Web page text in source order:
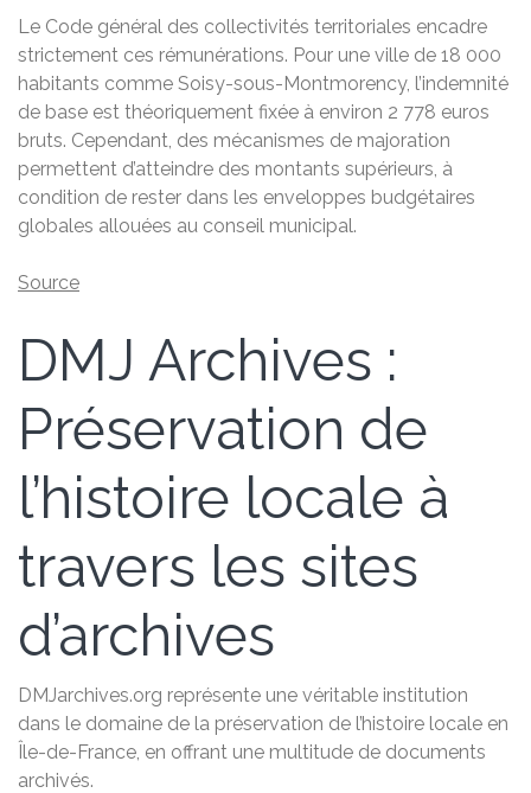
Le Code général des collectivités territoriales encadre
strictement ces rémunérations. Pour une ville de 18 000
habitants comme Soisy-sous-Montmorency, l’indemnité
de base est théoriquement fixée à environ 2 778 euros
bruts. Cependant, des mécanismes de majoration
permettent d’atteindre des montants supérieurs, à
condition de rester dans les enveloppes budgétaires
globales allouées au conseil municipal.
Source
DMJ Archives :
Préservation de
l’histoire locale à
travers les sites
d’archives
DMJarchives.org représente une véritable institution
dans le domaine de la préservation de l’histoire locale en
Île-de-France, en offrant une multitude de documents
archivés.